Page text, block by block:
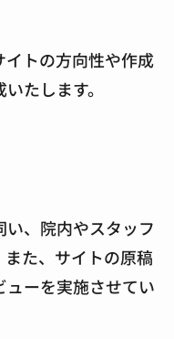
イトの方向性や作成
たします。
、院内やスタッフ
た、サイトの原稿
ーを実施させてい